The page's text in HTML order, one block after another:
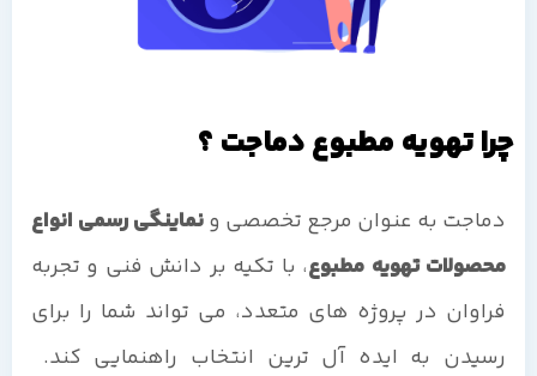
چرا تهویه مطبوع دماجت ؟
دماجت به عنوان مرجع تخصصی ونماینگی رسمی انواع
محصولات تهویه مطبوع، با تکیه بر دانش فنی و تجربه
فراوان در پروژه های متعدد، می تواند شما را برای
رسیدن به ایده آل ترین انتخاب راهنمایی کند.